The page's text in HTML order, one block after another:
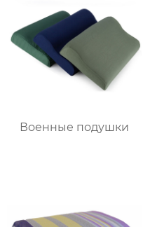
Военные подушки